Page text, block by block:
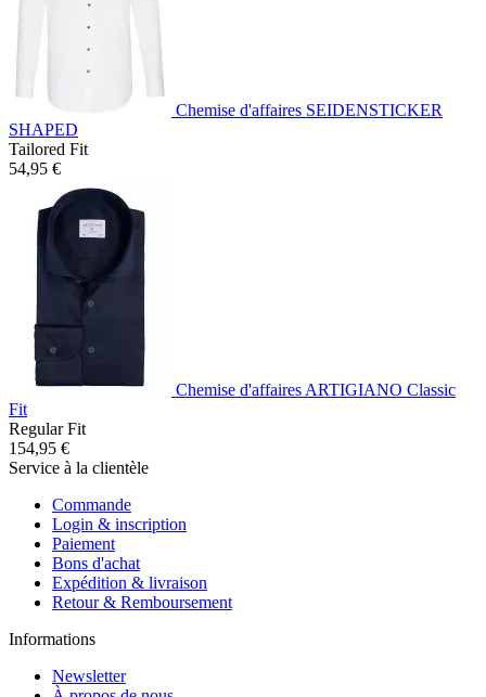
Chemise d'affaires SEIDENSTICKER
SHAPED
Tailored Fit
54,95 €
Chemise d'affaires ARTIGIANO Classic
Fit
Regular Fit
154,95 €
Service à la clientèle
Commande
Login & inscription
Paiement
Bons d'achat
Expédition & livraison
Retour & Remboursement
Informations
Newsletter